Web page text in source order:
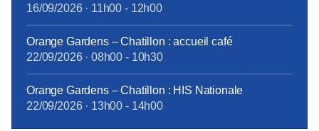
16/09/2026· 11h00 - 12h00
Orange Gardens – Chatillon : accueil café
22/09/2026· 08h00 - 10h30
Orange Gardens – Chatillon : HIS Nationale
22/09/2026· 13h00 - 14h00